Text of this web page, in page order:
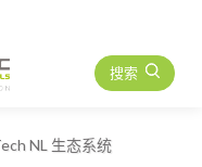
搜索
NL 生态系统